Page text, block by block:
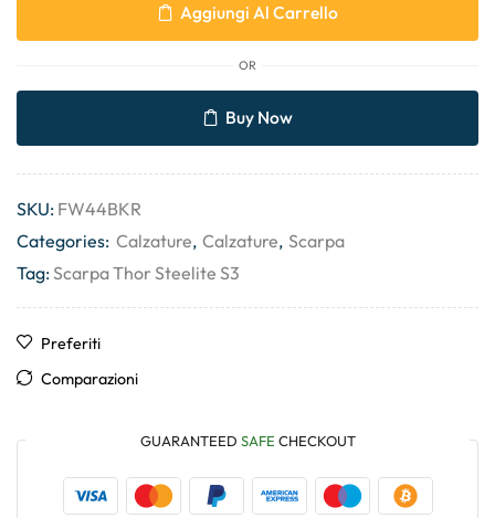
Aggiungi Al Carrello
OR
Buy Now
SKU: FW44BKR
Categories: Calzature, Calzature, Scarpa
Tag:Scarpa Thor Steelite S3
Preferiti
Comparazioni
GUARANTEED SAFE CHECKOUT